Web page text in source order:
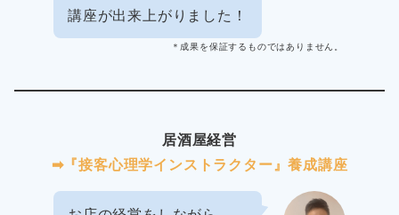
講座が出来上がりました！
＊成果を保証するものではありません。
居酒屋経営
➡︎『接客心理学インストラクター』養成講座